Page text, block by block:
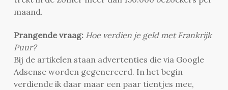
maand.
Prangende vraag: Hoe verdien je geld met Frankrijk
Puur?
Bij de artikelen staan advertenties die via Google
Adsense worden gegenereerd. In het begin
verdiende ik daar maar een paar tientjes mee,